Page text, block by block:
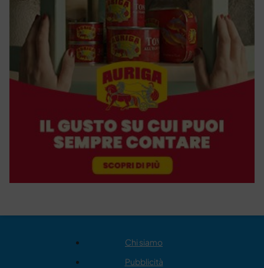
Chi siamo
Pubblicità